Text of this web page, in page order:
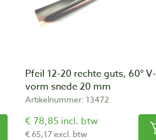
Pfeil 12-20 rechte guts, 60° V-
vorm snede 20 mm
Artikelnummer: 13472
€ 78,85 incl. btw
€ 65,17 excl. btw